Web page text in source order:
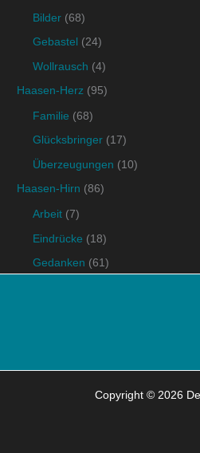
Bilder (68)
Gebastel (24)
Wollrausch (4)
Haasen-Herz (95)
Familie (68)
Glücksbringer (17)
Überzeugungen (10)
Haasen-Hirn (86)
Arbeit (7)
Eindrücke (18)
Gedanken (61)
Copyright © 2026